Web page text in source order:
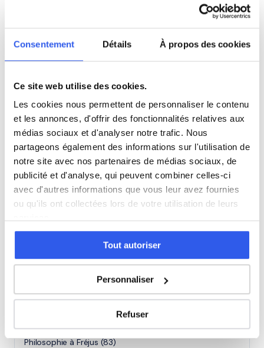
Consentement Détails À propos des cookies
Ce site web utilise des cookies.
Les cookies nous permettent de personnaliser le contenu
et les annonces, d'offrir des fonctionnalités relatives aux
médias sociaux et d'analyser notre trafic. Nous
partageons également des informations sur l'utilisation de
notre site avec nos partenaires de médias sociaux, de
publicité et d'analyse, qui peuvent combiner celles-ci
avec d'autres informations que vous leur avez fournies
ou qu'ils ont collectées lors de votre utilisation de leurs
Tout autoriser
Personnaliser
Refuser
⭐
165+ familles accompagnées à Hyères
Note moyenne de 4.8/5. Notre organisme partenaire
intervient à domicile à Hyères et alentours.
Rejoindre ces familles →
Villes proches de Hyères
Philosophie à Toulon (83)
Philosophie à Fréjus (83)